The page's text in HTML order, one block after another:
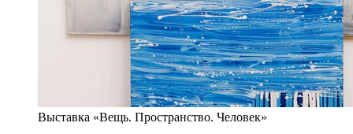
Выставка «Вещь. Пространство. Человек»